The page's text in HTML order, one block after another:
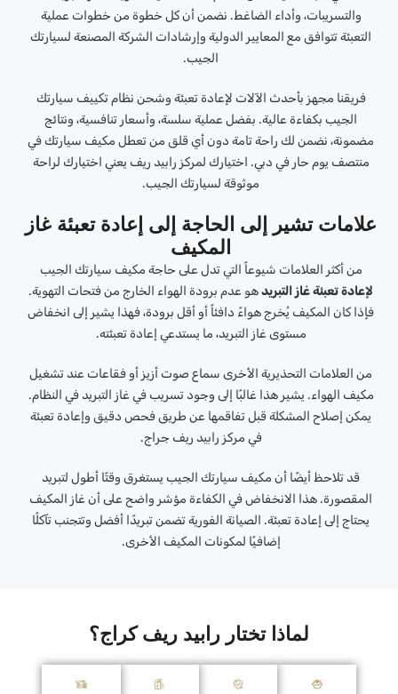
والتسريبات، وأداء الضاغط. نضمن أن كل خطوة من خطوات عملية
التعبئة تتوافق مع المعايير الدولية وإرشادات الشركة المصنعة لسيارتك
الجيب.
فريقنا مجهز بأحدث الآلات لإعادة تعبئة وشحن نظام تكييف سيارتك
الجيب بكفاءة عالية. بفضل عملية سلسة، وأسعار تنافسية، ونتائج
مضمونة، نضمن لك راحة تامة دون أي قلق من تعطل مكيف سيارتك في
منتصف يوم حار في دبي. اختيارك لمركز رابيد ريف يعني اختيارك لراحة
موثوقة لسيارتك الجيب.
علامات تشير إلى الحاجة إلى إعادة تعبئة غاز
المكيف
من أكثر العلامات شيوعاً التي تدل على حاجة مكيف سيارتك الجيب
لإعادة تعبئة غاز التبريدهو عدم برودة الهواء الخارج من فتحات التهوية.
فإذا كان المكيف يُخرج هواءً دافئاً أو أقل برودة، فهذا يشير إلى انخفاض
مستوى غاز التبريد، ما يستدعي إعادة تعبئته.
من العلامات التحذيرية الأخرى سماع صوت أزيز أو فقاعات عند تشغيل
مكيف الهواء. يشير هذا غالبًا إلى وجود تسريب في غاز التبريد في النظام.
يمكن إصلاح المشكلة قبل تفاقمها عن طريق فحص دقيق وإعادة تعبئة
في مركز رابيد ريف جراج.
قد تلاحظ أيضًا أن مكيف سيارتك الجيب يستغرق وقتًا أطول لتبريد
المقصورة. هذا الانخفاض في الكفاءة مؤشر واضح على أن غاز المكيف
يحتاج إلى إعادة تعبئة. الصيانة الفورية تضمن تبريدًا أفضل وتتجنب تآكلًا
إضافيًا لمكونات المكيف الأخرى.
لماذا تختار رابيد ريف كراج؟